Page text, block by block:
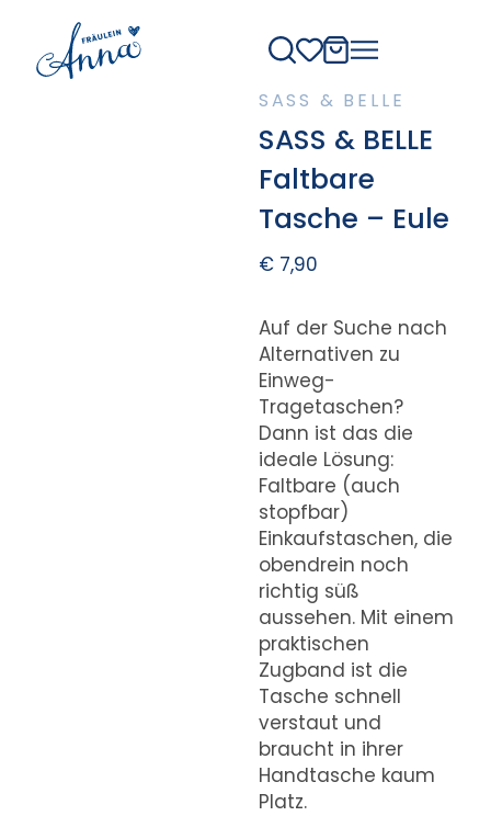
SASS & BELLE
SASS & BELLE
Faltbare
Tasche – Eule
€7,90
Auf der Suche nach
Alternativen zu
Einweg-
Tragetaschen?
Dann ist das die
ideale Lösung:
Faltbare (auch
stopfbar)
Einkaufstaschen, die
obendrein noch
richtig süß
aussehen. Mit einem
praktischen
Zugband ist die
Tasche schnell
verstaut und
braucht in ihrer
Handtasche kaum
Platz.